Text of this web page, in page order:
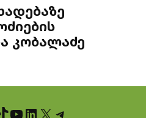
კობალაძე
YouTube LinkedIn X Telegram